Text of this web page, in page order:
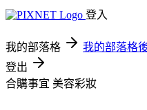
登入
我的部落格 我的部落格
登出
合購事宜 美容彩妝